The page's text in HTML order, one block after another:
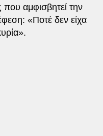
αμφισβητεί την
«Ποτέ δεν είχα